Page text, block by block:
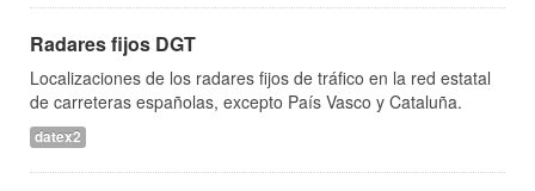
Radares fijos DGT
Localizaciones de los radares fijos de tráfico en la red estatal
de carreteras españolas, excepto País Vasco y Cataluña.
datex2